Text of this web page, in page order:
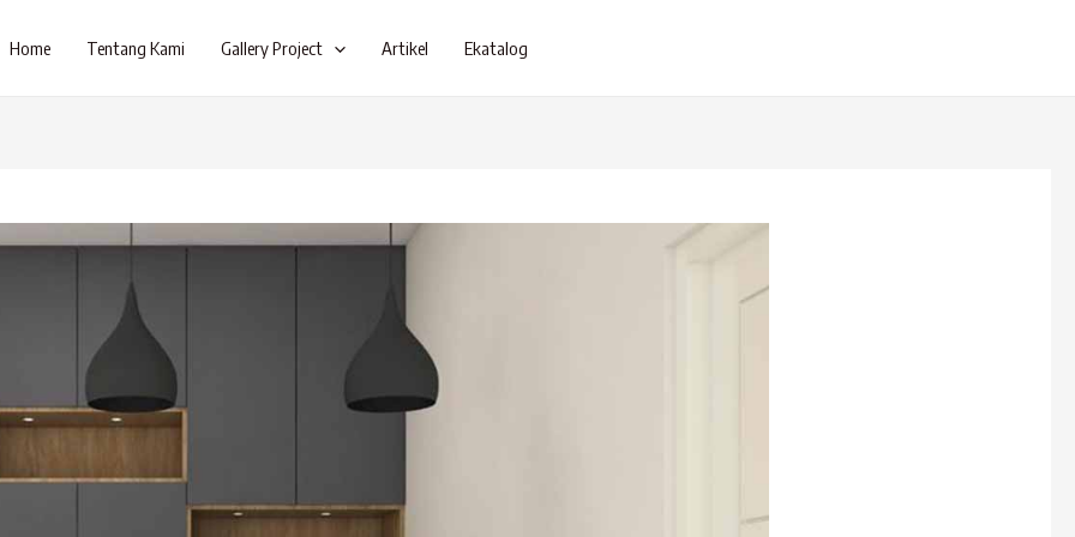
Home Tentang Kami Gallery Project Artikel Ekatalog